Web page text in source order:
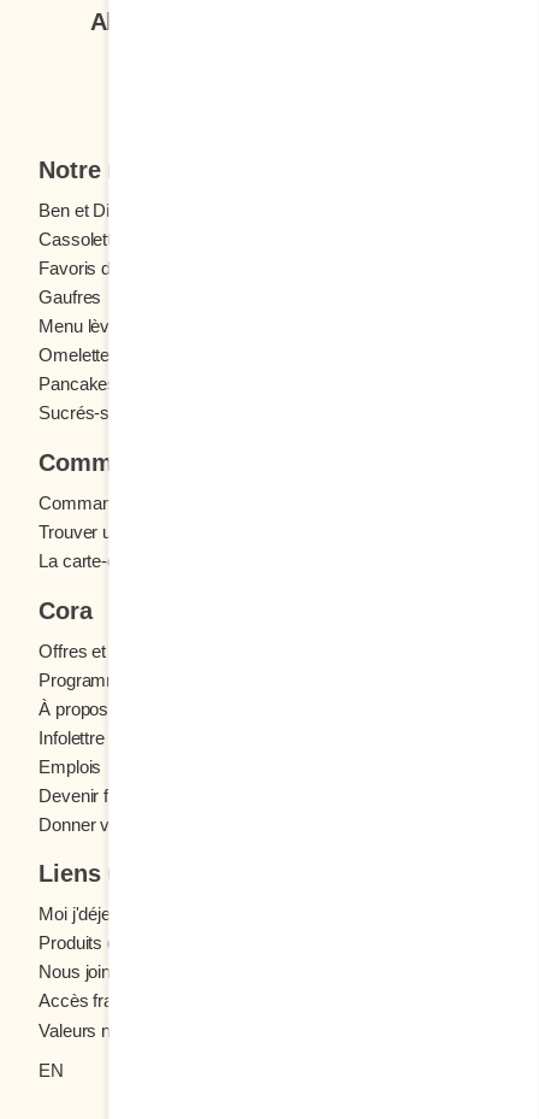
Abonnez-vous à notre infolettre
Notre menu
Ben et Dictine
Cassolettes
Favoris des ados
Gaufres
Menu lève-tôt
Omelettes et Crêpomelettes
Pancakes
Sucrés-salés
Commander
Commande en ligne
Trouver un restaurant
La carte-cadeau Cora
Cora
Offres et concours
Programme fidélité Cora
À propos des restaurants Cora
Infolettre Cora
Emplois
Devenir franchisé
Donner votre avis
Liens utiles
Moi j'déjeune (Blogue)
Produits d'épicerie
Nous joindre
Accès franchisés
Valeurs nutritives
EN